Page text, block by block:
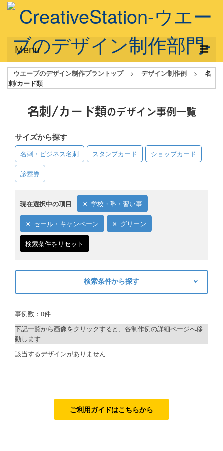
Menu
サービス概要
デザインアシスト
フルデザイン
データ修正
写真からイラスト作成
デザイン制作例
ご利用料金
ご利用ガイド
ご注文方法について
FAQ（よくあるご質問）
資料をダウンロード
ウエーブのデザイン制作プラントップ > デザイン制作例 >
名
刺/カード類
名刺/カード類のデザイン事例一覧
サイズから探す
名刺・ビジネス名刺 スタンプカード ショップカード
診察券
現在選択中の項目 学校・塾・習い事
セール・キャンペーン グリーン
検索条件をリセット
検索条件から探す
制作プランで探す
シルバーコース
事例数：0件
下記一覧から画像をクリックすると、各制作例の詳細ページへ移
動します
該当するデザインがありません
ご利用ガイドはこちらから